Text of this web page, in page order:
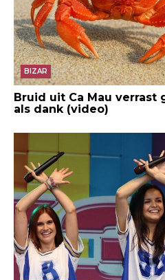
BIZAR
Bruid uit Ca Mau verrast
als dank (video)